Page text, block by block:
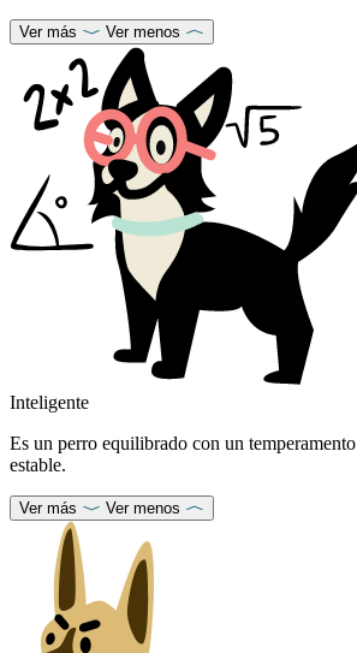
Ver más Ver menos
Inteligente
Es un perro equilibrado con un temperamento
estable.
Ver más Ver menos